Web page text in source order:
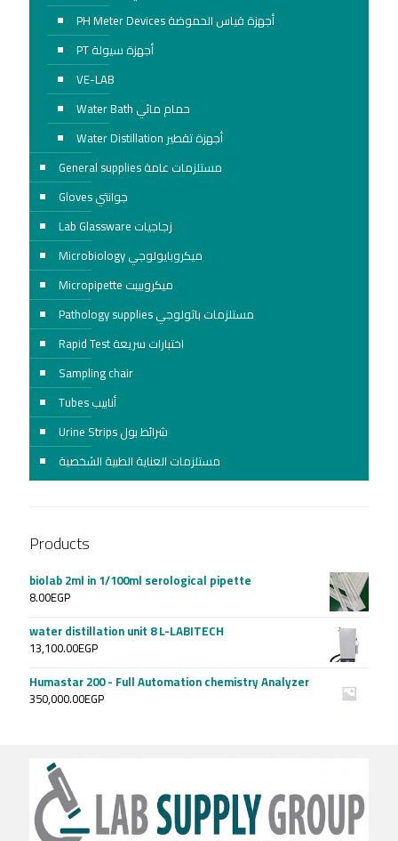
PH Meter Devices أجهزة قياس الحموضة
PT أجهزة سيولة
VE-LAB
Water Bath حمام مائي
Water Distillation أجهزة تقطير
General supplies مستلزمات عامة
Gloves جوانتي
Lab Glassware زجاجيات
Microbiology ميكروبايولوجي
Micropipette ميكروبيبت
Pathology supplies مستلزمات باثولوجي
Rapid Test اختبارات سريعة
Sampling chair
Tubes أنابيب
Urine Strips شرائط بول
مستلزمات العناية الطبية الشخصية
Products
biolab 2ml in 1/100ml serological pipette
8.00EGP
water distillation unit 8 L-LABITECH
13,100.00EGP
Humastar 200 - Full Automation chemistry Analyzer
350,000.00EGP